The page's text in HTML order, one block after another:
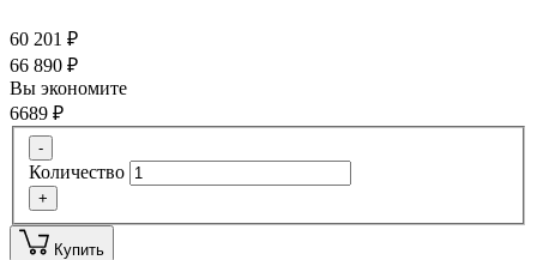
60 201 ₽
66 890 ₽
Вы экономите
6689 ₽
-
Количество
+
Купить